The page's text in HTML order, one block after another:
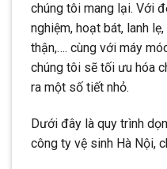
chúng tôi mang lại. Với
nghiệm, hoạt bát, lanh
thận,…. cùng với máy
chúng tôi sẽ tối ưu hóa
ra một số tiết nhỏ.
Dưới đây là quy trình
công ty vệ sinh Hà Nội,